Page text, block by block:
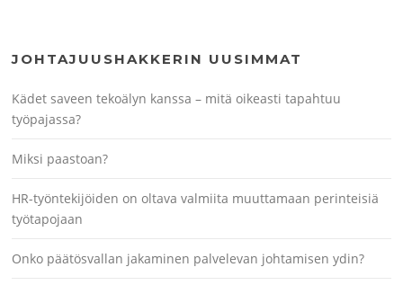
JOHTAJUUSHAKKERIN UUSIMMAT
Kädet saveen tekoälyn kanssa – mitä oikeasti tapahtuu
työpajassa?
Miksi paastoan?
HR-työntekijöiden on oltava valmiita muuttamaan perinteisiä
työtapojaan
Onko päätösvallan jakaminen palvelevan johtamisen ydin?